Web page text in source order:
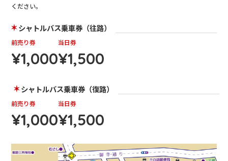
ください。
シャトルバス乗車券（往路）
前売り券
¥1,000
当日券
¥1,500
シャトルバス乗車券（復路）
前売り券
¥1,000
当日券
¥1,500